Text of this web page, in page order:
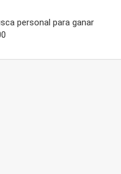
personal para ganar